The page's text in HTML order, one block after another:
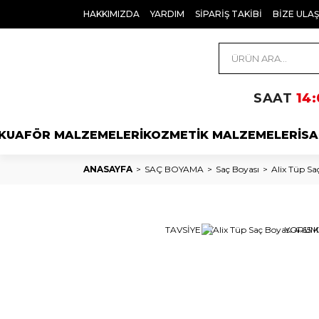
HAKKIMIZDA YARDIM SİPARİŞ TAKİBİ BİZE
SAAT
MALZEMELERİKOZMETİK MALZEMELERİ
ANASAYFA SAÇ BOYAMA Saç Boyası Alix Tüp
TAVSİYE ET